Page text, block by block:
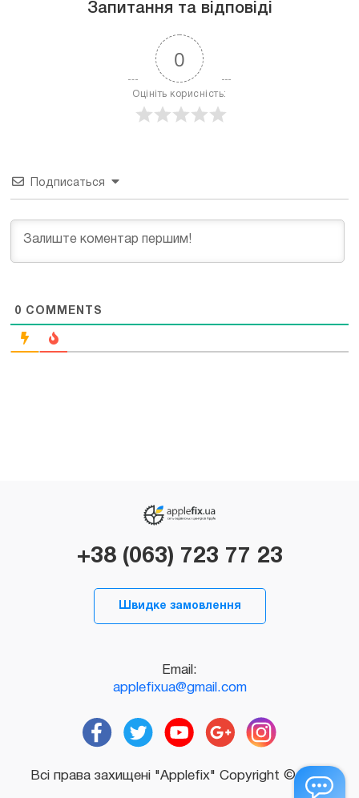
Запитання та відповіді
0
Оцініть корисність:
Подписаться
0 COMMENTS
+38 (063) 723 77 23
Швидке замовлення
Email:
applefixua@gmail.com
Всі права захищені "Applefix" Copyright © 2026